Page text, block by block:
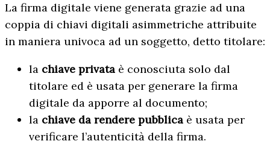
La firma digitale viene generata grazie ad una
coppia di chiavi digitali asimmetriche attribuite
in maniera univoca ad un soggetto, detto titolare:
la chiave privata è conosciuta solo dal
titolare ed è usata per generare la firma
digitale da apporre al documento;
la chiave da rendere pubblica è usata per
verificare l’autenticità della firma.